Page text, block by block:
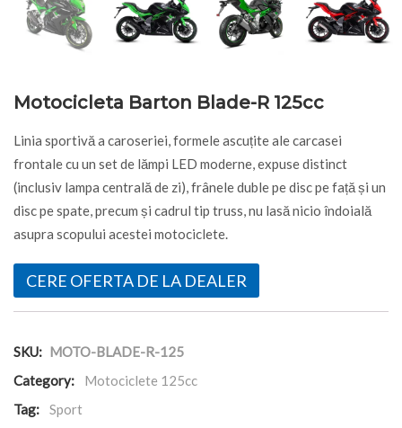
Motocicleta Barton Blade-R 125cc
Linia sportivă a caroseriei, formele ascuțite ale carcasei
frontale cu un set de lămpi LED moderne, expuse distinct
(inclusiv lampa centrală de zi), frânele duble pe disc pe față și un
disc pe spate, precum și cadrul tip truss, nu lasă nicio îndoială
asupra scopului acestei motociclete.
CERE OFERTA DE LA DEALER
SKU: MOTO-BLADE-R-125
Category:
Motociclete 125cc
Tag:
Sport